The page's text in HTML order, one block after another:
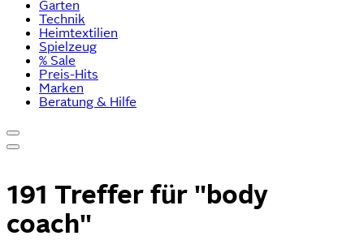
Garten
Technik
Heimtextilien
Spielzeug
% Sale
Preis-Hits
Marken
Beratung & Hilfe
191 Treffer für "body
coach"